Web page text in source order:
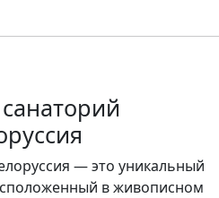
— это уникальный
в живописном